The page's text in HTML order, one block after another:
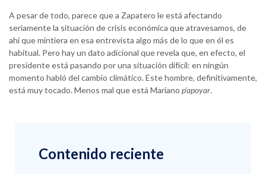
A pesar de todo, parece que a Zapatero le está afectando
seriamente la situación de crisis económica que atravesamos, de
ahí que mintiera en esa entrevista algo más de lo que en él es
habitual. Pero hay un dato adicional que revela que, en efecto, el
presidente está pasando por una situación difícil: en ningún
momento habló del cambio climático. Este hombre, definitivamente,
está muy tocado. Menos mal que está Mariano p’apoyar.
Contenido reciente